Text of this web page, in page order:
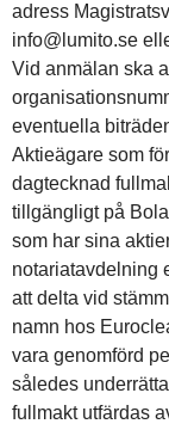
adress
info@lumito.se
Vid anmälan ska
eventuella
Aktieägare som
dagtecknad
tillgängligt på
som har sina
notariatavdelning
att delta vid
namn hos
vara genomförd
således
fullmakt utfärdas